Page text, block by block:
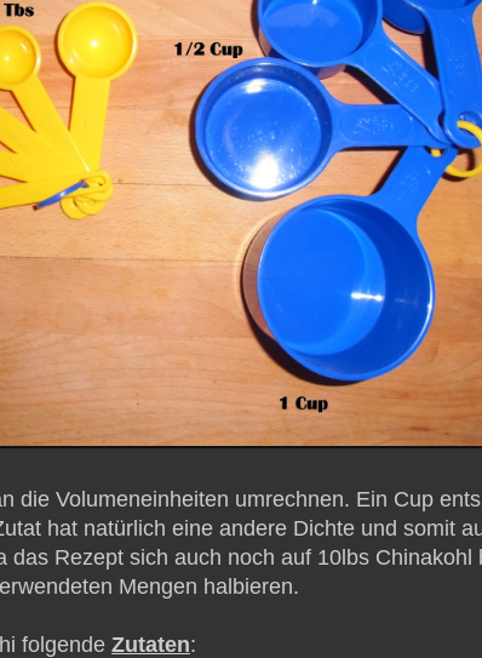
die Volumeneinheiten umrechnen. Ein Cup
hat natürlich eine andere Dichte und somit
das Rezept sich auch noch auf 10lbs Chinakohl
Mengen halbieren.
folgende Zutaten: